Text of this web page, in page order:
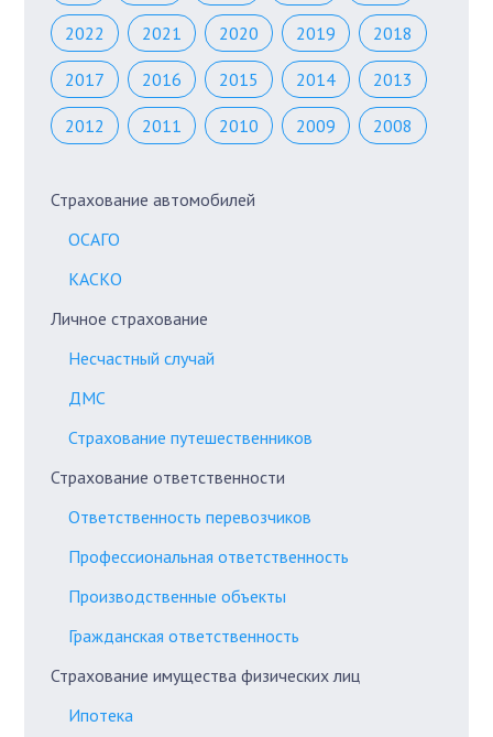
2022 2021 2020 2019 2018
2017 2016 2015 2014 2013
2012 2011 2010 2009 2008
Страхование автомобилей
ОСАГО
КАСКО
Личное страхование
Несчастный случай
ДМС
Страхование путешественников
Страхование ответственности
Ответственность перевозчиков
Профессиональная ответственность
Производственные объекты
Гражданская ответственность
Страхование имущества физических лиц
Ипотека